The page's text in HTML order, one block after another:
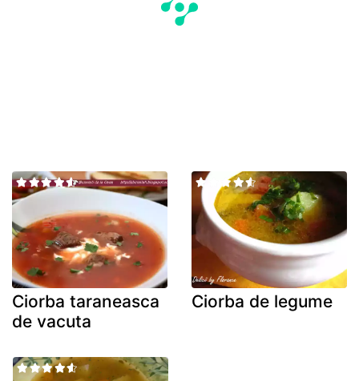
Ciorba taraneasca
de vacuta
Ciorba de legume